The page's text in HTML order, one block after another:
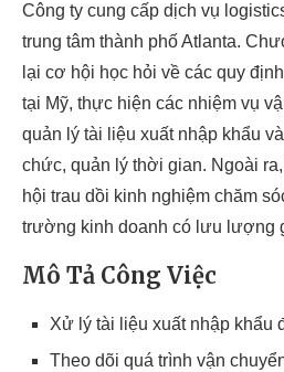
Công ty cung cấp dịch vụ
trung tâm thành phố Atlanta.
lại cơ hội học hỏi về các quy
tại Mỹ, thực hiện các nhiệm vụ
quản lý tài liệu xuất nhập khẩu
chức, quản lý thời gian. Ngoài
hội trau dồi kinh nghiệm chăm
trường kinh doanh có lưu lượng
Mô Tả Công Việc
Xử lý tài liệu xuất nhập khẩu
Theo dõi quá trình vận